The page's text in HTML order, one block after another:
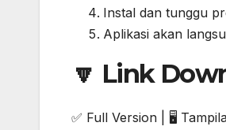
Instal dan tunggu
Aplikasi akan
🔽 Link
✅ Full Version | 🖥️